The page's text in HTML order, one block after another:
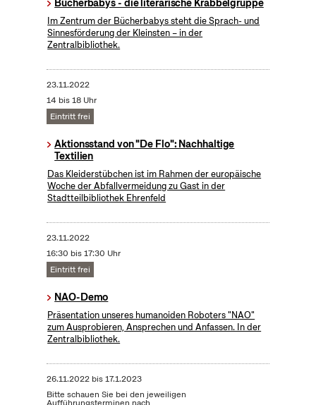
Bücherbabys - die literarische Krabbelgruppe
Im Zentrum der Bücherbabys steht die Sprach- und
Sinnesförderung der Kleinsten – in der
Zentralbibliothek.
23.11.2022
14 bis 18 Uhr
Eintritt frei
Aktionsstand von "De Flo": Nachhaltige
Textilien
Das Kleiderstübchen ist im Rahmen der europäische
Woche der Abfallvermeidung zu Gast in der
Stadtteilbibliothek Ehrenfeld
23.11.2022
16:30 bis 17:30 Uhr
Eintritt frei
NAO-Demo
Präsentation unseres humanoiden Roboters "NAO"
zum Ausprobieren, Ansprechen und Anfassen. In der
Zentralbibliothek.
26.11.2022bis17.1.2023
Bitte schauen Sie bei den jeweiligen